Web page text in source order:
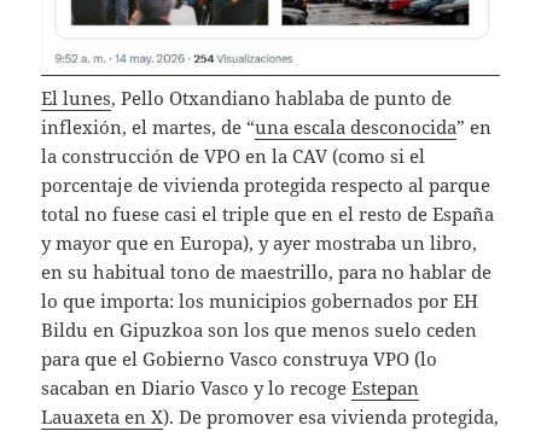
El lunes, Pello Otxandiano hablaba de punto de
inflexión, el martes, de “una escala desconocida” en
la construcción de VPO en la CAV (como si el
porcentaje de vivienda protegida respecto al parque
total no fuese casi el triple que en el resto de España
y mayor que en Europa), y ayer mostraba un libro,
en su habitual tono de maestrillo, para no hablar de
lo que importa: los municipios gobernados por EH
Bildu en Gipuzkoa son los que menos suelo ceden
para que el Gobierno Vasco construya VPO (lo
sacaban en Diario Vasco y lo recogeEstepan
Lauaxeta en X). De promover esa vivienda protegida,